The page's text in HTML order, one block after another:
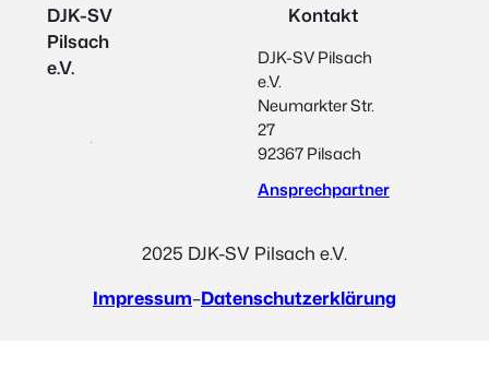
DJK-SV
Pilsach
e.V.
Kontakt
DJK-SV Pilsach
e.V.
Neumarkter Str.
27
92367 Pilsach
Ansprechpartner
2025 DJK-SV Pilsach e.V.
Impressum–Datenschutzerklärung